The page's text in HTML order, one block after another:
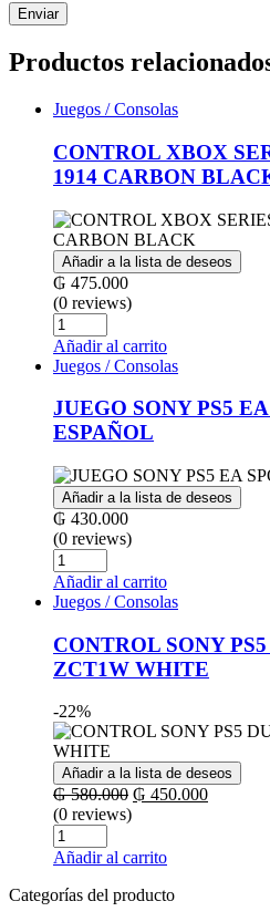
Productos
Juegos / Consolas
CONTROL XBOX
1914 CARBON
Añadir a la lista de deseos
₲ 475.000
(0 reviews)
Cantidad
Añadir al carrito
Juegos / Consolas
JUEGO SONY PS5
ESPAÑOL
Añadir a la lista de deseos
₲ 430.000
(0 reviews)
Cantidad
Añadir al carrito
Juegos / Consolas
CONTROL SONY
ZCT1W WHITE
-22%
Añadir a la lista de deseos
₲580.000 El
era:
₲ 450.000El
(0 reviews)
Cantidad
Añadir al carrito
Categorías del producto